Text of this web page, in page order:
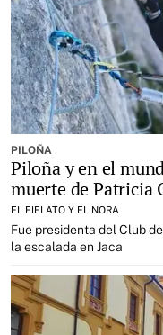
PILOÑA
Piloña y en el
muerte de Patricia
EL FIELATO Y EL NORA
Fue presidenta del Club
la escalada en Jaca